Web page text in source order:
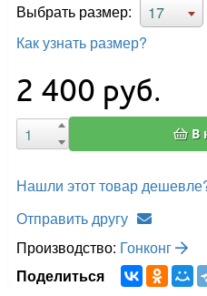
Выбрать размер:
17
Как узнать размер?
2 400 руб.
В
Нашли этот товар
Отправить другу
Производство: Гонконг
Поделиться